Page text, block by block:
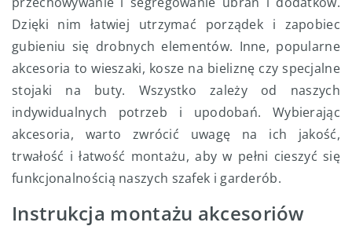
Dzięki nim łatwiej utrzymać porządek i zapobiec
gubieniu się drobnych elementów. Inne, popularne
akcesoria to wieszaki, kosze na bieliznę czy specjalne
stojaki na buty. Wszystko zależy od naszych
indywidualnych potrzeb i upodobań. Wybierając
akcesoria, warto zwrócić uwagę na ich jakość,
trwałość i łatwość montażu, aby w pełni cieszyć się
funkcjonalnością naszych szafek i garderób.
Instrukcja montażu akcesoriów